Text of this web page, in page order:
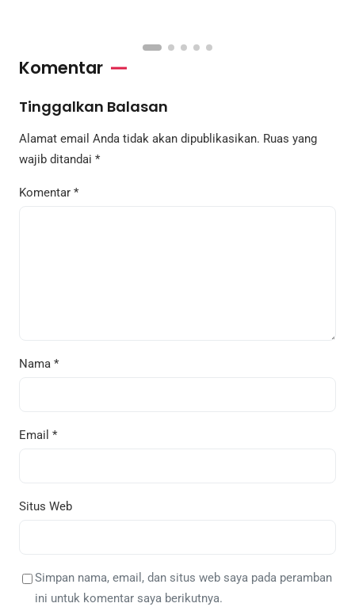
Komentar
Tinggalkan Balasan
Alamat email Anda tidak akan dipublikasikan. Ruas yang
wajib ditandai *
Komentar *
Nama *
Email *
Situs Web
Simpan nama, email, dan situs web saya pada peramban
ini untuk komentar saya berikutnya.